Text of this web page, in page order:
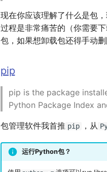
现在你应该理解了什么是包
过程是非常痛苦的（你需要
包，如果想卸载包还得手动
pip
pip is the package
Python Package Index
包管理软件我首推 pip ，从
运行Python包？